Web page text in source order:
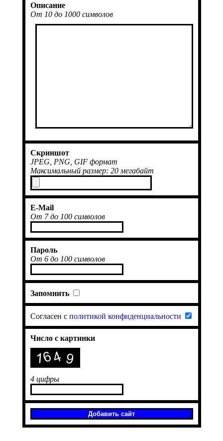
Описание
От 10 до 1000 символов
Скриншот
JPEG, PNG, GIF формат
Максимальный размер: 20 мегабайт
E-Mail
От 7 до 100 символов
Пароль
От 6 до 100 символов
Запомнить
Согласен с политикой конфиденциальности
Число с картинки
4 цифры